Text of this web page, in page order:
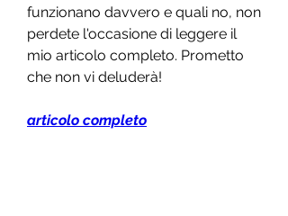
funzionano davvero e quali no, non
perdete l'occasione di leggere il
mio articolo completo. Prometto
che non vi deluderà!
articolo completo